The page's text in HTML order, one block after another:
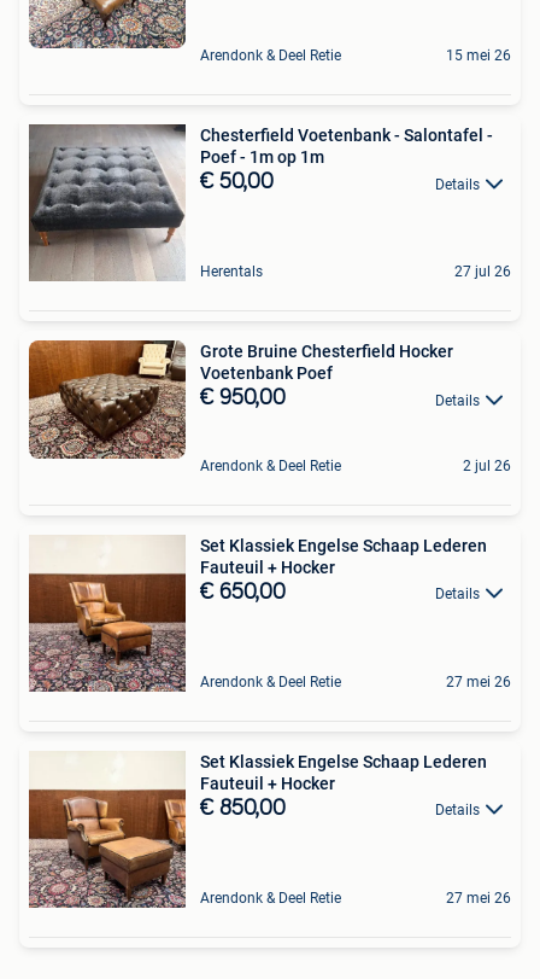
Arendonk & Deel Retie 15 mei 26
Chesterfield Voetenbank - Salontafel -
Poef - 1m op 1m
€ 50,00 Details
Herentals 27 jul 26
Grote Bruine Chesterfield Hocker
Voetenbank Poef
€ 950,00 Details
Arendonk & Deel Retie 2 jul 26
Set Klassiek Engelse Schaap Lederen
Fauteuil + Hocker
€ 650,00 Details
Arendonk & Deel Retie 27 mei 26
Set Klassiek Engelse Schaap Lederen
Fauteuil + Hocker
€ 850,00 Details
Arendonk & Deel Retie 27 mei 26